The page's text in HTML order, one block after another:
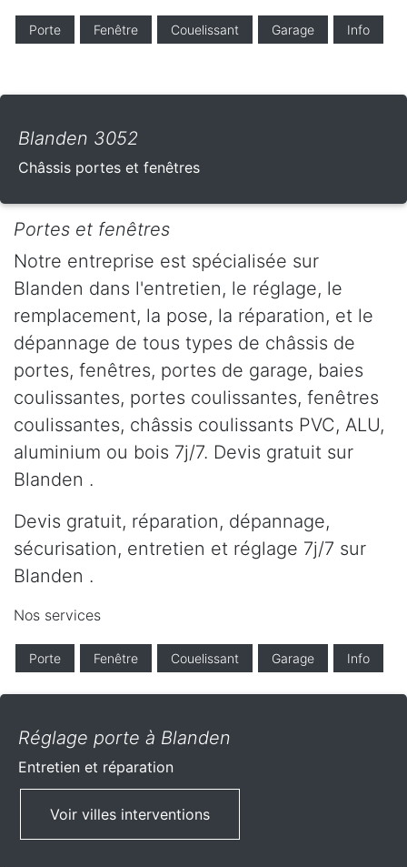
Porte Fenêtre Couelissant Garage Info
Blanden 3052
Châssis portes et fenêtres
Portes et fenêtres
Notre entreprise est spécialisée sur
Blanden dans l'entretien, le réglage, le
remplacement, la pose, la réparation, et le
dépannage de tous types de châssis de
portes, fenêtres, portes de garage, baies
coulissantes, portes coulissantes, fenêtres
coulissantes, châssis coulissants PVC, ALU,
aluminium ou bois 7j/7. Devis gratuit sur
Blanden .
Devis gratuit, réparation, dépannage,
sécurisation, entretien et réglage 7j/7 sur
Blanden .
Nos services
Porte Fenêtre Couelissant Garage Info
Réglage porte à Blanden
Entretien et réparation
Voir villes interventions